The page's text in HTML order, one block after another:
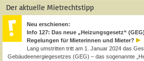
Der aktuelle Mietrechtstipp
Neu erschienen:
Info 127: Das neue „Heizungsgesetz“
Regelungen für Mieterinnen und Mieter?
Lang umstritten tritt am 1. Januar 2024 das
Gebäudeenergiegesetzes (GEG) – das sogenannte